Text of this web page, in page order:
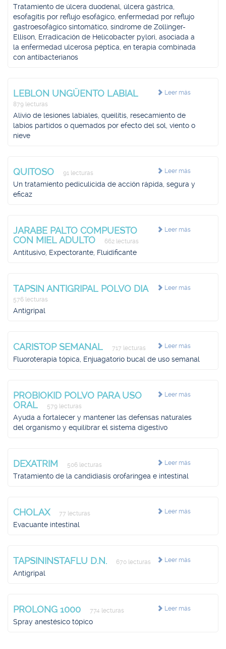
Tratamiento de úlcera duodenal, úlcera gástrica,
esofagitis por reflujo esofágico, enfermedad por reflujo
gastroesofágico sintomático, síndrome de Zollinger-
Ellison, Erradicación de Helicobacter pylori, asociada a
la enfermedad ulcerosa péptica, en terapia combinada
con antibacterianos
Leer más
LEBLON UNGÜENTO LABIAL
879 lecturas
Alivio de lesiones labiales, queilitis, resecamiento de
labios partidos o quemados por efecto del sol, viento o
nieve
Leer más
QUITOSO 91 lecturas
Un tratamiento pediculicida de acción rápida, segura y
eficaz
Leer más
JARABE PALTO COMPUESTO
CON MIEL ADULTO
662 lecturas
Antitusivo, Expectorante, Fluidificante
Leer más
TAPSIN ANTIGRIPAL POLVO DIA
576 lecturas
Antigripal
Leer más
CARISTOP SEMANAL 717 lecturas
Fluoroterapia tópica, Enjuagatorio bucal de uso semanal
Leer más
PROBIOKID POLVO PARA USO
ORAL
579 lecturas
Ayuda a fortalecer y mantener las defensas naturales
del organismo y equilibrar el sistema digestivo
Leer más
DEXATRIM 506 lecturas
Tratamiento de la candidiasis orofaríngea e intestinal
Leer más
CHOLAX 77 lecturas
Evacuante intestinal
Leer más
TAPSININSTAFLU D.N. 670 lecturas
Antigripal
Leer más
PROLONG 1000 774 lecturas
Spray anestésico tópico